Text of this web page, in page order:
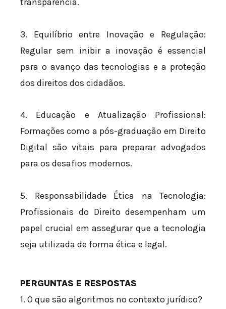
3. Equilíbrio entre Inovação e Regulação:
Regular sem inibir a inovação é essencial
para o avanço das tecnologias e a proteção
dos direitos dos cidadãos.
4. Educação e Atualização Profissional:
Formações como a pós-graduação em Direito
Digital são vitais para preparar advogados
para os desafios modernos.
5. Responsabilidade Ética na Tecnologia:
Profissionais do Direito desempenham um
papel crucial em assegurar que a tecnologia
seja utilizada de forma ética e legal.
PERGUNTAS E RESPOSTAS
1. O que são algoritmos no contexto jurídico?